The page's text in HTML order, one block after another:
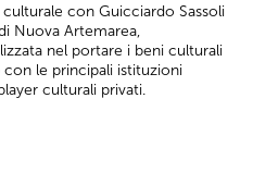
con Guicciardo Sassoli
Nuova Artemarea,
nel portare i beni culturali
con le principali istituzioni
culturali privati.